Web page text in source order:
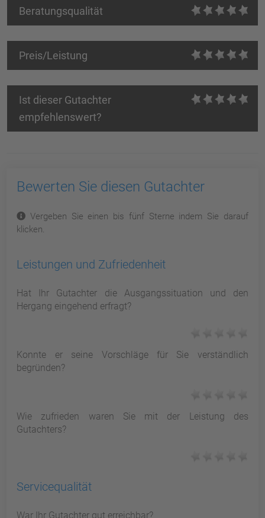
Beratungsqualität
Preis/Leistung
Ist dieser Gutachter
empfehlenswert?
Bewerten Sie diesen Gutachter
Vergeben Sie einen bis fünf Sterne indem Sie darauf
klicken.
Leistungen und Zufriedenheit
Hat Ihr Gutachter die Ausgangssituation und den
Hergang eingehend erfragt?
Konnte er seine Vorschläge für Sie verständlich
begründen?
Wie zufrieden waren Sie mit der Leistung des
Gutachters?
Servicequalität
War Ihr Gutachter gut erreichbar?